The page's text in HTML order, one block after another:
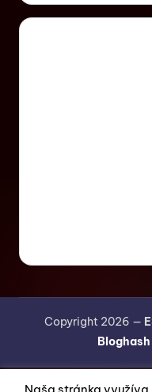
Copyright 2026 —